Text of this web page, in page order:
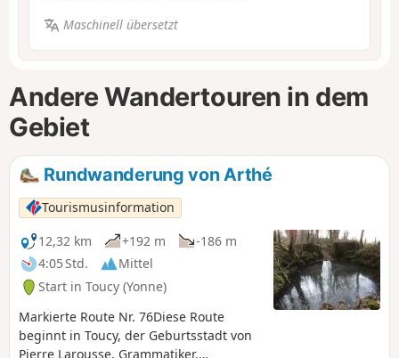
Maschinell übersetzt
Andere Wandertouren in dem
Gebiet
Rundwanderung von Arthé
Tourismusinformation
12,32 km
+192 m
-186 m
4:05 Std.
Mittel
Start in Toucy (Yonne)
Markierte Route Nr. 76Diese Route
beginnt in Toucy, der Geburtsstadt von
Pierre Larousse, Grammatiker,